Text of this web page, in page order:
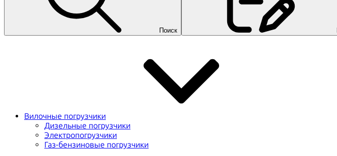
Поиск
Вилочные погрузчики
Дизельные погрузчики
Электропогрузчики
Газ-бензиновые погрузчики